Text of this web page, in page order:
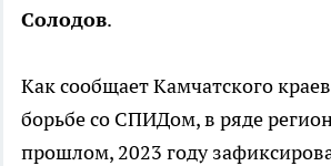
Солодов.
Как сообщает Камчатского
борьбе со СПИДом, в ряде
прошлом, 2023 году